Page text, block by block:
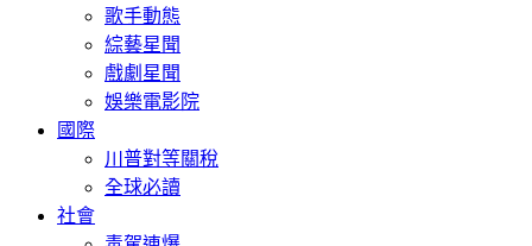
歌手動態
綜藝星聞
戲劇星聞
娛樂電影院
國際
川普對等關稅
全球必讀
社會